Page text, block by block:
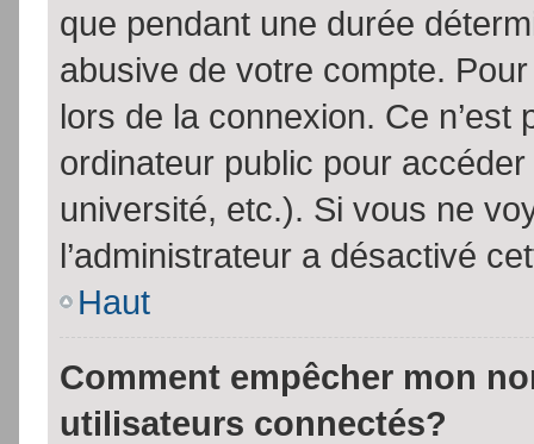
que pendant une durée
abusive de votre compte.
lors de la connexion. Ce
ordinateur public pour
université, etc.). Si vous ne
l’administrateur a désactivé
Haut
Comment empêcher mon
utilisateurs connectés?